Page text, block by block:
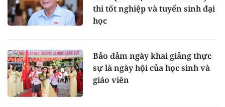
thi tốt nghiệp và tuyển sinh đại
học
Bảo đảm ngày khai giảng thực
sự là ngày hội của học sinh và
giáo viên